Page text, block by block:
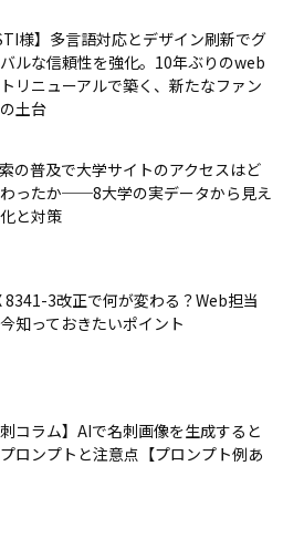
様】多言語対応とデザイン刷新でグ
ルな信頼性を強化。10年ぶりのweb
リニューアルで築く、新たなファン
土台
の普及で大学サイトのアクセスはど
ったか──8大学の実データから見え
と対策
8341-3改正で何が変わる？Web担当
知っておきたいポイント
刺コラム】AIで名刺画像を生成すると
ロンプトと注意点【プロンプト例あ